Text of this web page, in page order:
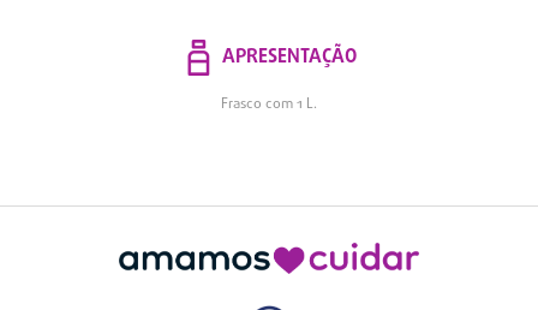
APRESENTAÇÃO
Frasco com 1 L.